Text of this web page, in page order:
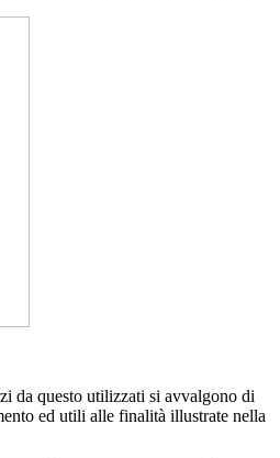
da questo utilizzati si avvalgono di
ed utili alle finalità illustrate nella